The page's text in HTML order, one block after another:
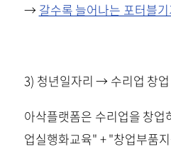
→ 갈수록 늘어나는 포터블
3) 청년일자리 → 수리업 창업
아삭플랫폼은 수리업을 창
업실행화교육" + "창업부품